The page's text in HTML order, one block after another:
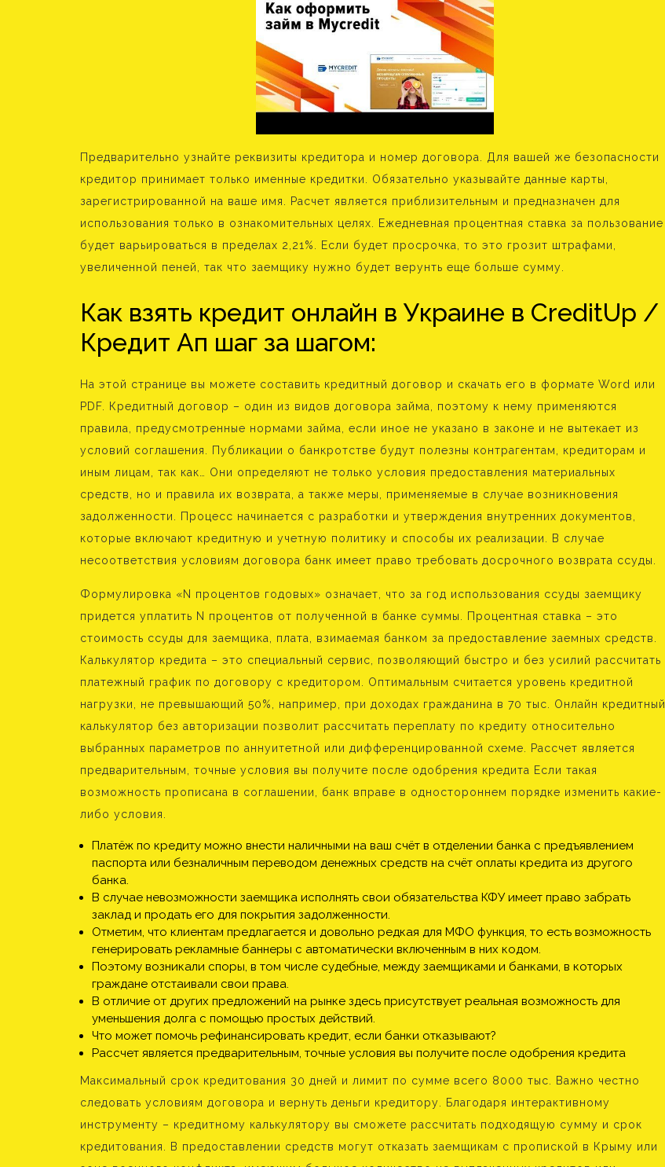
Предварительно узнайте реквизиты кредитора и номер договора. Для вашей же безопасности
кредитор принимает только именные кредитки. Обязательно указывайте данные карты,
зарегистрированной на ваше имя. Расчет является приблизительным и предназначен для
использования только в ознакомительных целях. Ежедневная процентная ставка за пользование
будет варьироваться в пределах 2,21%. Если будет просрочка, то это грозит штрафами,
увеличенной пеней, так что заемщику нужно будет верунть еще больше сумму.
Как взять кредит онлайн в Украине в CreditUp /
Кредит Ап шаг за шагом:
На этой странице вы можете составить кредитный договор и скачать его в формате Word или
PDF. Кредитный договор – один из видов договора займа, поэтому к нему применяются
правила, предусмотренные нормами займа, если иное не указано в законе и не вытекает из
условий соглашения. Публикации о банкротстве будут полезны контрагентам, кредиторам и
иным лицам, так как… Они определяют не только условия предоставления материальных
средств, но и правила их возврата, а также меры, применяемые в случае возникновения
задолженности. Процесс начинается с разработки и утверждения внутренних документов,
которые включают кредитную и учетную политику и способы их реализации. В случае
несоответствия условиям договора банк имеет право требовать досрочного возврата ссуды.
Формулировка «N процентов годовых» означает, что за год использования ссуды заемщику
придется уплатить N процентов от полученной в банке суммы. Процентная ставка – это
стоимость ссуды для заемщика, плата, взимаемая банком за предоставление заемных средств.
Калькулятор кредита – это специальный сервис, позволяющий быстро и без усилий рассчитать
платежный график по договору с кредитором. Оптимальным считается уровень кредитной
нагрузки, не превышающий 50%, например, при доходах гражданина в 70 тыс. Онлайн кредитный
калькулятор без авторизации позволит рассчитать переплату по кредиту относительно
выбранных параметров по аннуитетной или дифференцированной схеме. Рассчет является
предварительным, точные условия вы получите после одобрения кредита Если такая
возможность прописана в соглашении, банк вправе в одностороннем порядке изменить какие-
либо условия.
Платёж по кредиту можно внести наличными на ваш счёт в отделении банка с предъявлением
паспорта или безналичным переводом денежных средств на счёт оплаты кредита из другого
банка.
В случае невозможности заемщика исполнять свои обязательства КФУ имеет право забрать
заклад и продать его для покрытия задолженности.
Отметим, что клиентам предлагается и довольно редкая для МФО функция, то есть возможность
генерировать рекламные баннеры с автоматически включенным в них кодом.
Поэтому возникали споры, в том числе судебные, между заемщиками и банками, в которых
граждане отстаивали свои права.
В отличие от других предложений на рынке здесь присутствует реальная возможность для
уменьшения долга с помощью простых действий.
Что может помочь рефинансировать кредит, если банки отказывают?
Рассчет является предварительным, точные условия вы получите после одобрения кредита
Максимальный срок кредитования 30 дней и лимит по сумме всего 8000 тыс. Важно честно
следовать условиям договора и вернуть деньги кредитору. Благодаря интерактивному
инструменту – кредитному калькулятору вы сможете рассчитать подходящую сумму и срок
кредитования. В предоставлении средств могут отказать заемщикам с пропиской в Крыму или